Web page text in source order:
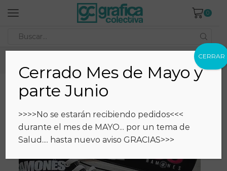
0
input
Cerrado Mes de Mayo y
parte Junio
>>>>No se estarán recibiendo pedidos<<<
durante el mes de MAYO... por un tema de
Salud.... hasta nuevo aviso GRACIAS>>>
CERRAR